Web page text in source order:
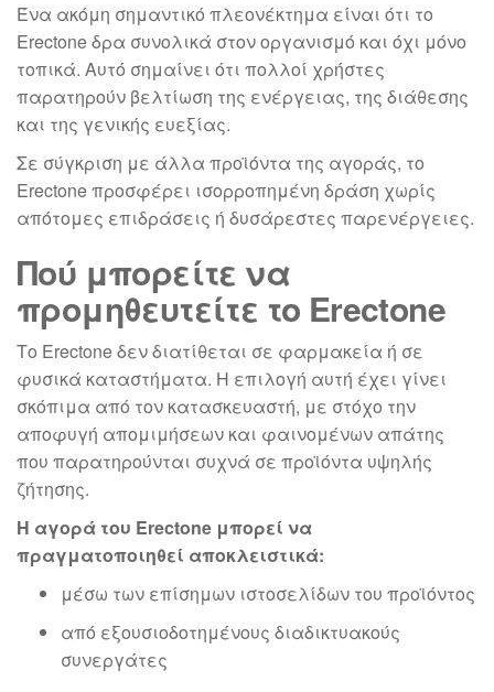
Ένα ακόμη σημαντικό πλεονέκτημα είναι ότι το
Erectone δρα συνολικά στον οργανισμό και όχι μόνο
τοπικά. Αυτό σημαίνει ότι πολλοί χρήστες
παρατηρούν βελτίωση της ενέργειας, της διάθεσης
και της γενικής ευεξίας.
Σε σύγκριση με άλλα προϊόντα της αγοράς, το
Erectone προσφέρει ισορροπημένη δράση χωρίς
απότομες επιδράσεις ή δυσάρεστες παρενέργειες.
Πού μπορείτε να
προμηθευτείτε το Erectone
Το Erectone δεν διατίθεται σε φαρμακεία ή σε
φυσικά καταστήματα. Η επιλογή αυτή έχει γίνει
σκόπιμα από τον κατασκευαστή, με στόχο την
αποφυγή απομιμήσεων και φαινομένων απάτης
που παρατηρούνται συχνά σε προϊόντα υψηλής
ζήτησης.
Η αγορά του Erectone μπορεί να
πραγματοποιηθεί αποκλειστικά:
μέσω των επίσημων ιστοσελίδων του προϊόντος
από εξουσιοδοτημένους διαδικτυακούς
συνεργάτες